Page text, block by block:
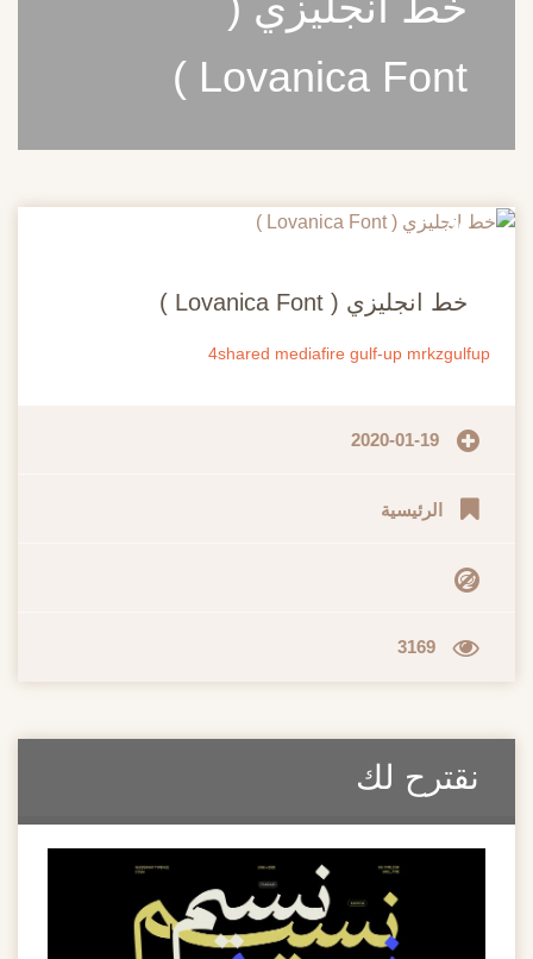
Lovanica Font )
20
خط انجليزي ( Lovanica Font )
4shared mediafire gulf-up mrkzgulfup
2020-01-19
الرئيسية
3169
نقترح لك